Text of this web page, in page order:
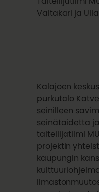
Valtakari ja Ulla
Kalajoen
purkutalo
seinilleen
seinätaidetta
taiteilijatiimi
projektin
kaupungin